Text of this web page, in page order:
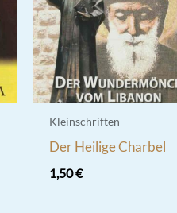
Kleinschriften
Der Heilige Charbel
1,50€